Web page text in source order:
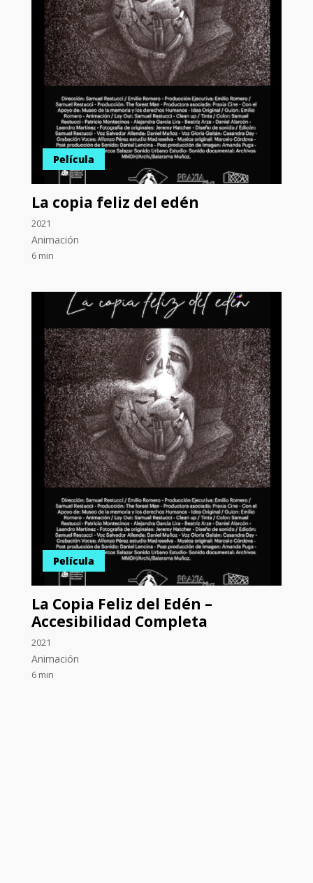
Película
La copia feliz del edén
2021
Animación
6 min
Película
La Copia Feliz del Edén –
Accesibilidad Completa
2021
Animación
6 min